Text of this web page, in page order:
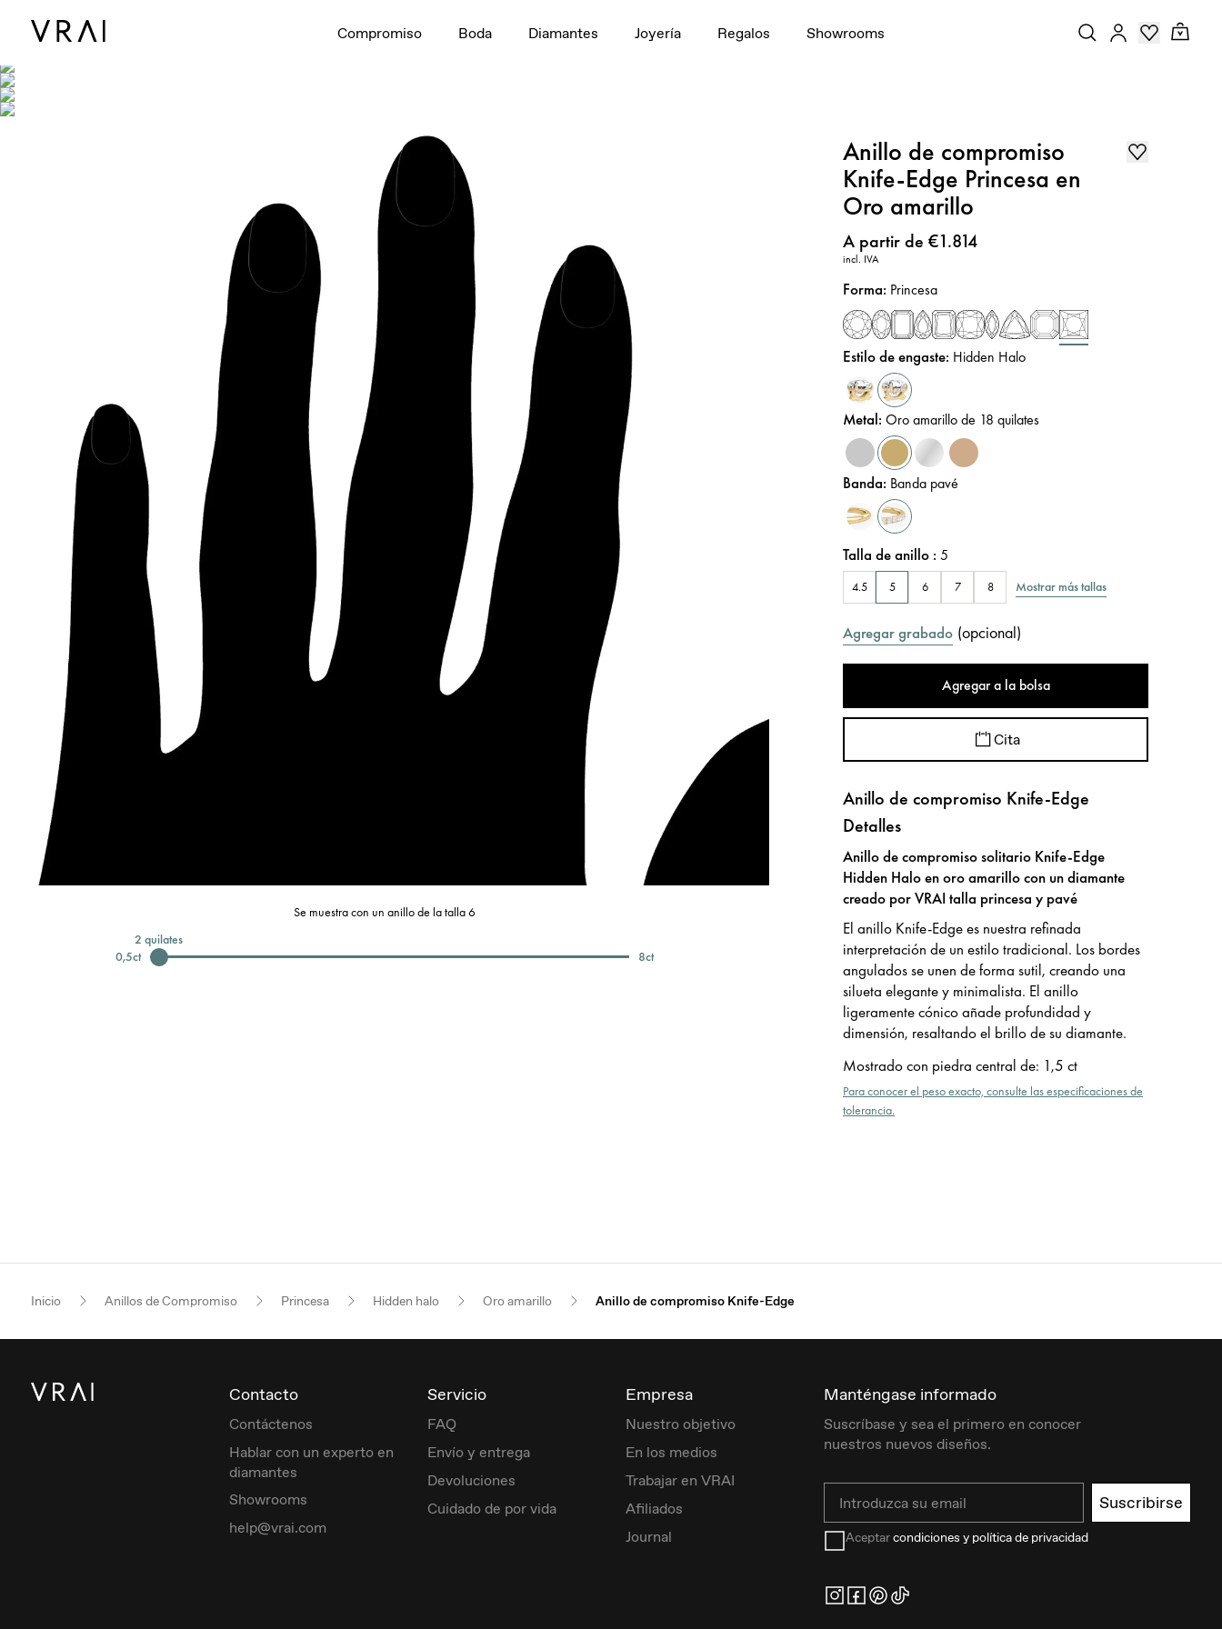
Compromiso Boda Diamantes Joyería Regalos Showrooms
Se muestra con un anillo de la talla 6
0,5ct
2 quilates
8ct
Anillo de compromiso
Knife-Edge Princesa en
Oro amarillo
Precio:
A partir de €1.814
incl. IVA
Forma: Princesa
Estilo de engaste: Hidden Halo
Metal:Oro amarillo de 18 quilates
Banda: Banda pavé
Talla de anillo :5
4.5 5 6 7 8 Mostrar más tallas
Agregar grabado (opcional)
Agregar a la bolsa
Cita
Anillo de compromiso Knife-Edge
Detalles
Anillo de compromiso solitario Knife-Edge
Hidden Halo en oro amarillo con un diamante
creado por VRAI talla princesa y pavé
El anillo Knife-Edge es nuestra refinada
interpretación de un estilo tradicional. Los bordes
angulados se unen de forma sutil, creando una
silueta elegante y minimalista. El anillo
ligeramente cónico añade profundidad y
dimensión, resaltando el brillo de su diamante.
Mostrado con piedra central de: 1,5 ct
Para conocer el peso exacto, consulte las especificaciones de
tolerancia.
Inicio Anillos de Compromiso Princesa Hidden halo Oro amarillo Anillo de compromiso Knife-Edge
Contacto
Contáctenos
Hablar con un experto en
diamantes
Showrooms
help@vrai.com
Servicio
FAQ
Envío y entrega
Devoluciones
Cuidado de por vida
Empresa
Nuestro objetivo
En los medios
Trabajar en VRAI
Afiliados
Journal
Manténgase informado
Suscríbase y sea el primero en conocer
nuestros nuevos diseños.
Suscribirse
Aceptarcondiciones y política de privacidad